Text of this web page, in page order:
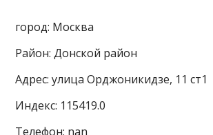
город: Москва
Район: Донской район
Адрес: улица Орджоникидзе, 11 ст1
Индекс: 115419.0
Телефон: nan